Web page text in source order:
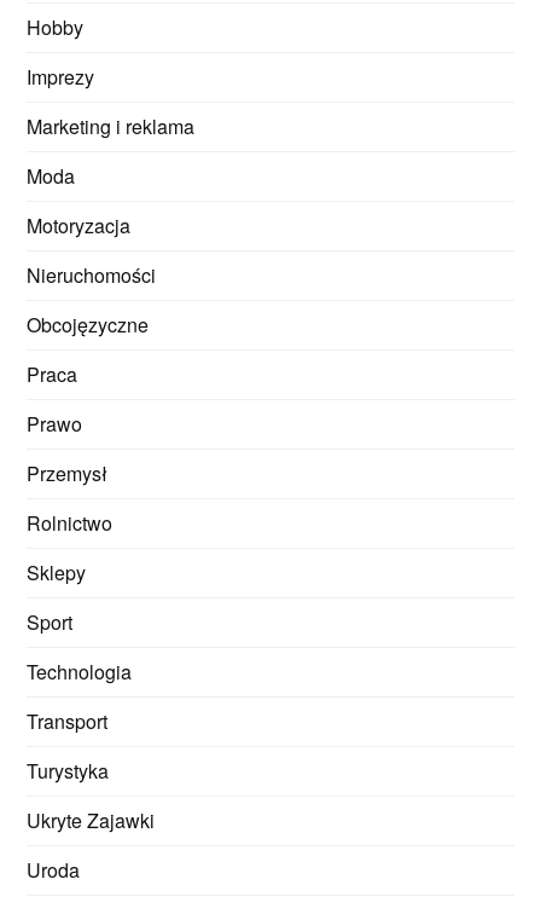
Hobby
Imprezy
Marketing i reklama
Moda
Motoryzacja
Nieruchomości
Obcojęzyczne
Praca
Prawo
Przemysł
Rolnictwo
Sklepy
Sport
Technologia
Transport
Turystyka
Ukryte Zajawki
Uroda